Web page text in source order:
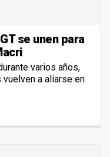
se unen para
varios años,
a aliarse en